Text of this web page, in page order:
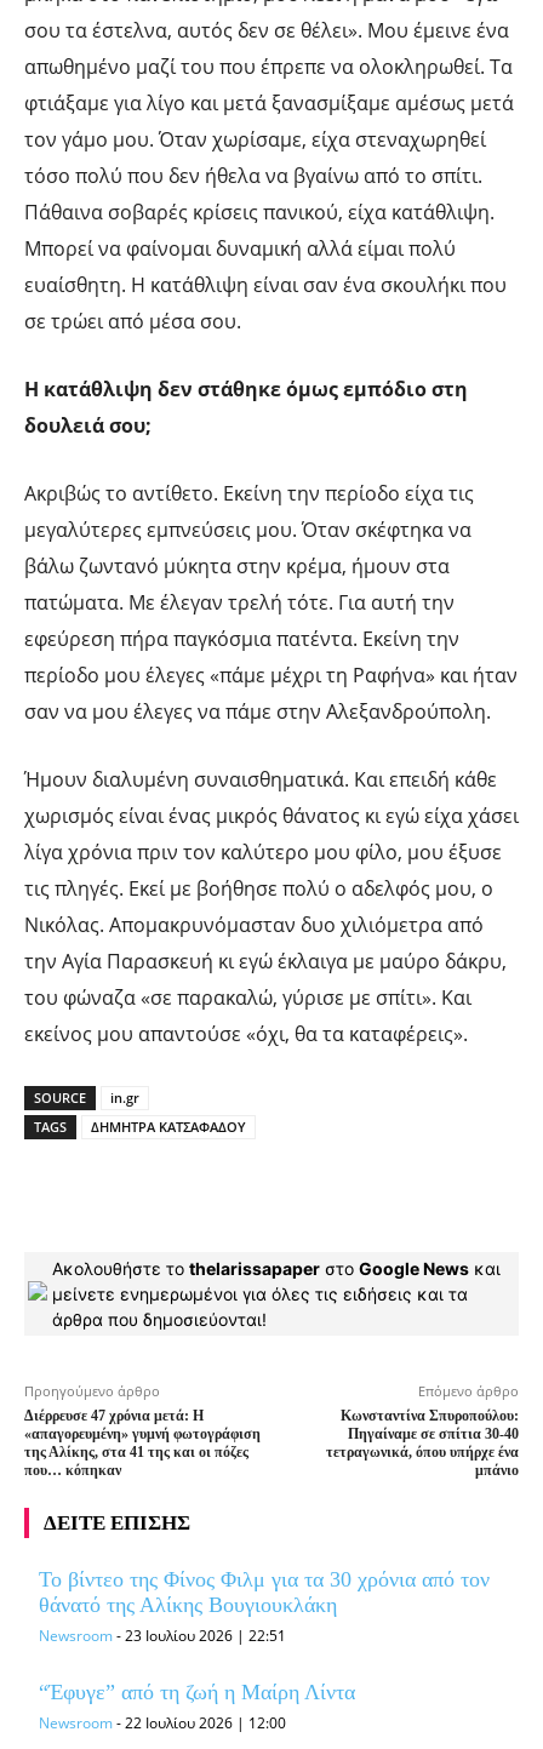
σου τα έστελνα, αυτός δεν σε θέλει». Μου έμεινε ένα
απωθημένο μαζί του που έπρεπε να ολοκληρωθεί. Τα
φτιάξαμε για λίγο και μετά ξανασμίξαμε αμέσως μετά
τον γάμο μου. Όταν χωρίσαμε, είχα στεναχωρηθεί
τόσο πολύ που δεν ήθελα να βγαίνω από το σπίτι.
Πάθαινα σοβαρές κρίσεις πανικού, είχα κατάθλιψη.
Μπορεί να φαίνομαι δυναμική αλλά είμαι πολύ
ευαίσθητη. Η κατάθλιψη είναι σαν ένα σκουλήκι που
σε τρώει από μέσα σου.
Η κατάθλιψη δεν στάθηκε όμως εμπόδιο στη
δουλειά σου;
Ακριβώς το αντίθετο. Εκείνη την περίοδο είχα τις
μεγαλύτερες εμπνεύσεις μου. Όταν σκέφτηκα να
βάλω ζωντανό μύκητα στην κρέμα, ήμουν στα
πατώματα. Με έλεγαν τρελή τότε. Για αυτή την
εφεύρεση πήρα παγκόσμια πατέντα. Εκείνη την
περίοδο μου έλεγες «πάμε μέχρι τη Ραφήνα» και ήταν
σαν να μου έλεγες να πάμε στην Αλεξανδρούπολη.
Ήμουν διαλυμένη συναισθηματικά. Και επειδή κάθε
χωρισμός είναι ένας μικρός θάνατος κι εγώ είχα χάσει
λίγα χρόνια πριν τον καλύτερο μου φίλο, μου έξυσε
τις πληγές. Εκεί με βοήθησε πολύ ο αδελφός μου, ο
Νικόλας. Απομακρυνόμασταν δυο χιλιόμετρα από
την Αγία Παρασκευή κι εγώ έκλαιγα με μαύρο δάκρυ,
του φώναζα «σε παρακαλώ, γύρισε με σπίτι». Και
εκείνος μου απαντούσε «όχι, θα τα καταφέρεις».
SOURCE
in.gr
TAGS
ΔΗΜΗΤΡΑ ΚΑΤΣΑΦΑΔΟΥ
Ακολουθήστε το thelarissapaper στο Google News και
μείνετε ενημερωμένοι για όλες τις ειδήσεις και τα
άρθρα που δημοσιεύονται!
Προηγούμενο άρθρο
Διέρρευσε 47 χρόνια μετά: Η
«απαγορευμένη» γυμνή φωτογράφιση
της Αλίκης, στα 41 της και οι πόζες
που… κόπηκαν
Επόμενο άρθρο
Κωνσταντίνα Σπυροπούλου:
Πηγαίναμε σε σπίτια 30-40
τετραγωνικά, όπου υπήρχε ένα
μπάνιο
ΔΕΙΤΕ ΕΠΙΣΗΣ
To βίντεο της Φίνος Φιλμ για τα 30 χρόνια από τον
θάνατό της Αλίκης Βουγιουκλάκη
Newsroom-23 Ιουλίου 2026 | 22:51
“Έφυγε” από τη ζωή η Μαίρη Λίντα
Newsroom-22 Ιουλίου 2026 | 12:00